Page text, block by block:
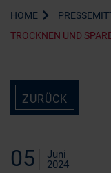
HOME
TROCKNEN UND
ZURÜCK
05
Juni
2024